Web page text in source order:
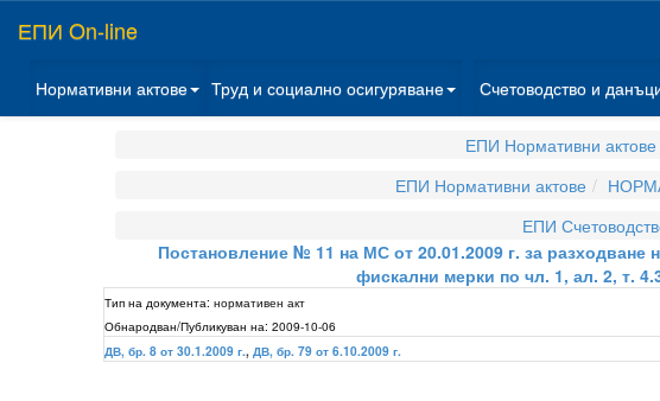
ЕПИ On-line
Нормативни актове Труд и социално осигуряване Счетоводство и
ЕПИ Нормативни актове
ЕПИ Нормативни актове
ЕПИ
Постановление № 11 на МС от 20.01.2009 г. за разходване
фискални мерки по чл. 1, ал. 2, т.
Тип на документа: нормативен акт
Обнародван/Публикуван на: 2009-10-06
ДВ, бр. 8 от 30.1.2009 г., ДВ, бр. 79 от 6.10.2009 г.